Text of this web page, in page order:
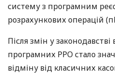
систему з програмним
розрахункових операцій
Після змін у
програмних РРО стало
відміну від класичних